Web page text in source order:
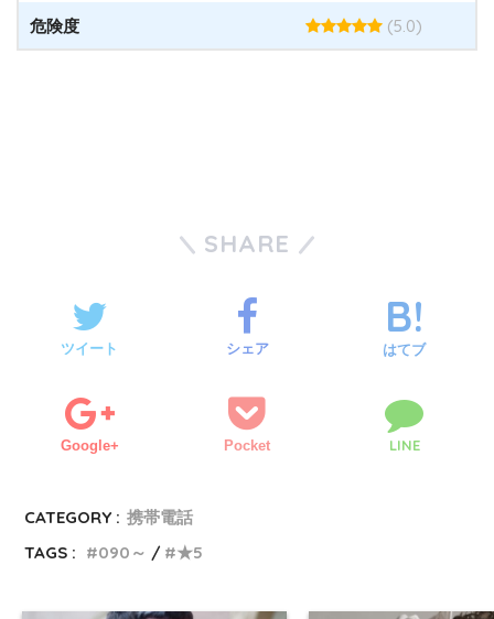
危険度 (5.0)
SHARE
ツイート シェア はてブ
Google+ Pocket LINE
CATEGORY : 携帯電話
TAGS :
090～ ★5